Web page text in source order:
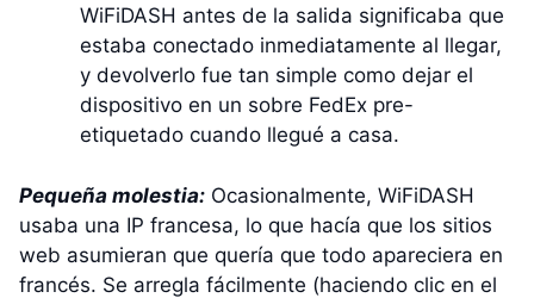
WiFiDASH antes de la salida significaba que
estaba conectado inmediatamente al llegar,
y devolverlo fue tan simple como dejar el
dispositivo en un sobre FedEx pre-
etiquetado cuando llegué a casa.
Pequeña molestia: Ocasionalmente, WiFiDASH
usaba una IP francesa, lo que hacía que los sitios
web asumieran que quería que todo apareciera en
francés. Se arregla fácilmente (haciendo clic en el